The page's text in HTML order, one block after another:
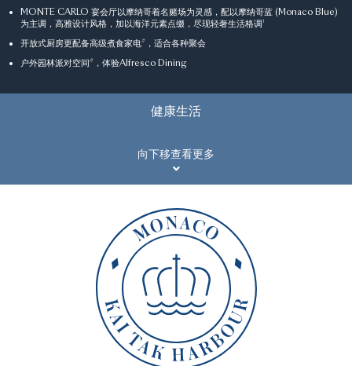
瑜伽室配备空中瑜伽专用悬垂绢布 #
BODY N SOUL Pool 25 米室内恒温泳池
BODY N SOUL Pool 专业健身教练#
由项目举办一系列锻链身心的健身课程及身心提升工作坊，并由健身教练及健康顾问
为你提供专业指导
The Lighthouse 多用途儿童室#
设亲子烹饪空间# ，与家人享受下厨乐趣
设攀岩架、攀石墙、弹床及驾驶舱等游乐设施 ，让小朋友挑战自我
MONTE CARLO 宴会厅以摩纳哥着名赌场为灵感，配以摩纳哥蓝 (Monaco Blue)
为主调，高雅设计风格，加以海洋元素点缀，尽现轻奢生活格调1
开放式厨房更配备高级煮食家电#
，适合各种聚会
户外园林派对空间# ，体验Alfresco Dining
健康生活
健康的居住环境对生活至关重要，MONACO 采用一系列的高科技系
统1，从细节着手，为住户打造安全卫生的环境。
体验不一样的Work From Home
会所内设多个户外及室内休闲空间# ，会所室内及地库停车场配备5G网络覆盖
MONACO随时轻松处理事务。
NCCO空气净化系统 1
儿童设施及健身室设NCCO除菌净化装置
，从源头净化室内空气。系统能分解空气
中的悬浮粒子、重金属微粒等污染物，让住客呼吸清新空气。
CLUB MONACO 入口处设体温检测仪1，以非接触式科技快速检测住客体温，确保
向下移查看更多